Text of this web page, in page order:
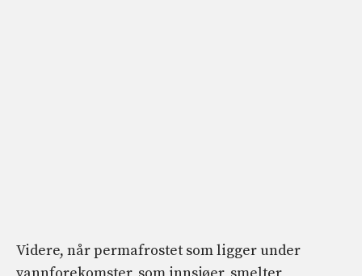
Videre, når permafrostet som ligger under